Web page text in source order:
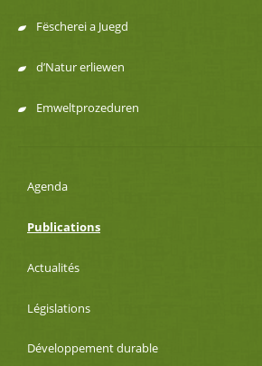
Fëscherei a Juegd
d’Natur erliewen
Emweltprozeduren
Agenda
Publications
Actualités
Législations
Développement durable